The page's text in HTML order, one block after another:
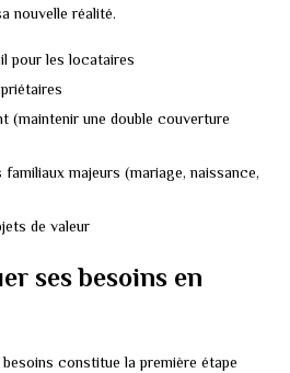
nouvelle réalité.
pour les locataires
(maintenir une double couverture
majeurs (mariage, naissance,
de valeur
ses besoins en
constitue la première étape